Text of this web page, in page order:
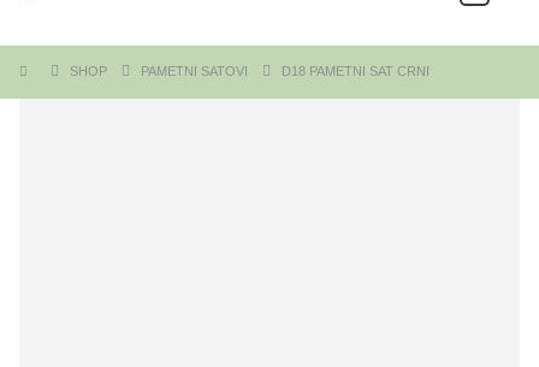
SHOP PAMETNI SATOVI D18 PAMETNI SAT CRNI